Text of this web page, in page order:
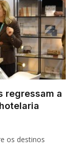
regressam a
os destinos